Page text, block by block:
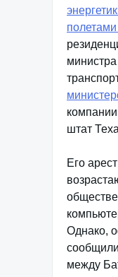
компании
штат
Его
Однако,
между